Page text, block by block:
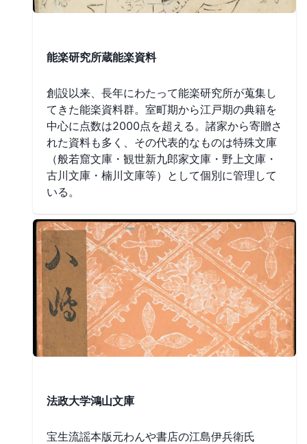
能楽研究所蔵能楽資料
創設以来、長年にわたって能楽研究所が蒐集し
てきた能楽資料群。室町期から江戸期の典籍を
中心に点数は2000点を超える。諸家から寄贈さ
れた資料も多く、その代表的なものは特殊文庫
（般若窟文庫・観世新九郎家文庫・野上文庫・
古川文庫・楠川文庫等）として個別に管理して
いる。
法政大学鴻山文庫
宝生流謡本版元わんや書店の江島伊兵衛氏